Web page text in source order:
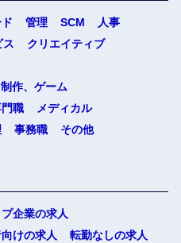
管理 SCM
人事
ス
クリエイティブ
作、ゲーム
職
メディカル
事務職 その他
企業の求人
けの求人
転勤なしの求人